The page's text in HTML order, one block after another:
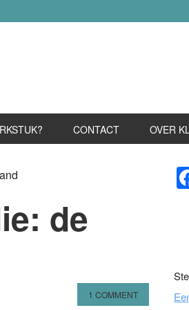
CONTACT OVER
de
1 COMMENT